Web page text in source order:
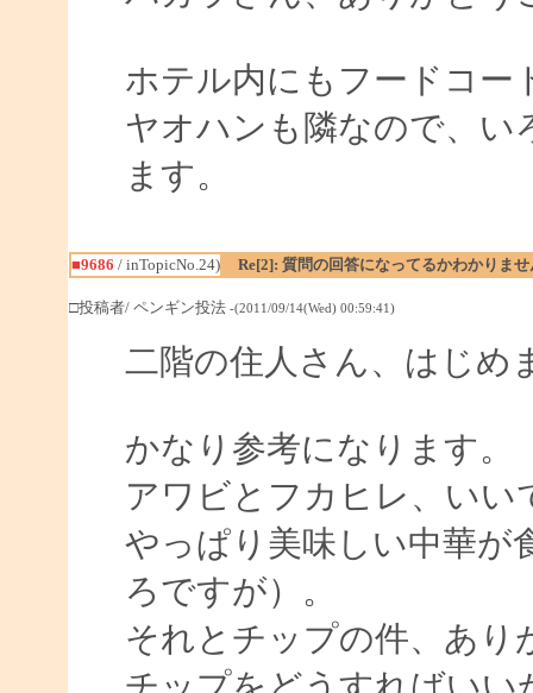
ホテル内にもフードコー
ヤオハンも隣なので、
ます。
■9686 / inTopicNo.24) Re[2]: 質問の回答になってるかわかりませ
□投稿者/ ペンギン投法 -(2011/09/14(Wed) 00:59:41)
二階の住人さん、はじめ
かなり参考になります。
アワビとフカヒレ、い
やっぱり美味しい中華が
ろですが）。
それとチップの件、あり